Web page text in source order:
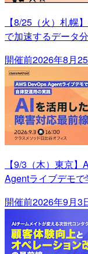
【8/25（火）札幌
で加速するデータ
開催前2026年8月
【9/3（木）東京
Agentライブデモ
開催前2026年9月3